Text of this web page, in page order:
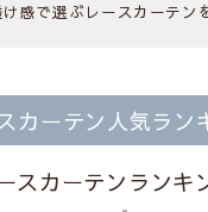
け感で選ぶレースカーテン
カーテン人気ラン
スカーテンランキ